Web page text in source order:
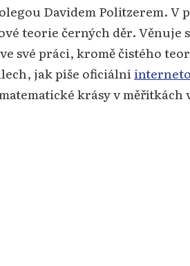
Davidem Politzerem. V
teorie černých děr. Věnuje
své práci, kromě čistého
jak píše oficiální
krásy v měřítkách